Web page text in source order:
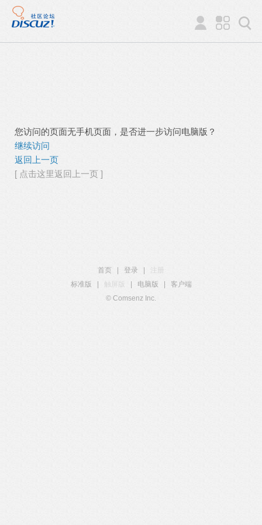
您访问的页面无手机页面，是否进一步访问电脑版？
继续访问
返回上一页
[ 点击这里返回上一页 ]
首页 登录
注册
标准版
触屏版 电脑版
客户端
© Comsenz Inc.